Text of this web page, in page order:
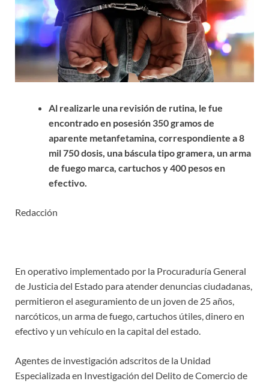
Al realizarle una revisión de rutina, le fue
encontrado en posesión 350 gramos de
aparente metanfetamina, correspondiente a 8
mil 750 dosis, una báscula tipo gramera, un arma
de fuego marca, cartuchos y 400 pesos en
efectivo.
Redacción
En operativo implementado por la Procuraduría General
de Justicia del Estado para atender denuncias ciudadanas,
permitieron el aseguramiento de un joven de 25 años,
narcóticos, un arma de fuego, cartuchos útiles, dinero en
efectivo y un vehículo en la capital del estado.
Agentes de investigación adscritos de la Unidad
Especializada en Investigación del Delito de Comercio de